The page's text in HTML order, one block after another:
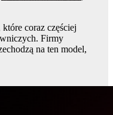
coraz częściej
Firmy
na ten model,